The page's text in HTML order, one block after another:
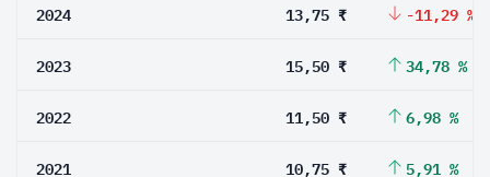
2024 13,75 ₹ -11,29 %
2023 15,50 ₹ 34,78 %
2022 11,50 ₹ 6,98 %
2021 10,75 ₹ 5,91 %